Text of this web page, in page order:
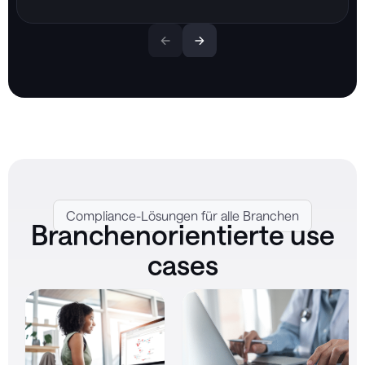
Compliance-Lösungen für alle Branchen
Branchenorientierte use
cases